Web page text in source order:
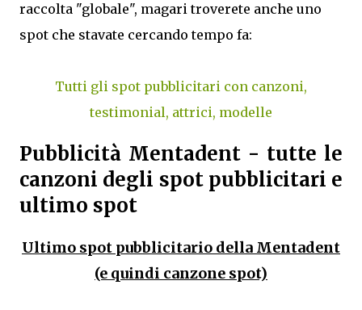
raccolta "globale", magari troverete anche uno
spot che stavate cercando tempo fa:
Tutti gli spot pubblicitari con canzoni,
testimonial, attrici, modelle
Pubblicità Mentadent - tutte le
canzoni degli spot pubblicitari e
ultimo spot
Ultimo spot pubblicitario della Mentadent
(e quindi canzone spot)